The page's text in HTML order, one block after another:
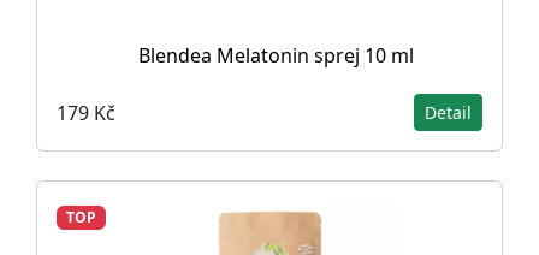
Blendea Melatonin sprej 10 ml
179 Kč Detail
TOP